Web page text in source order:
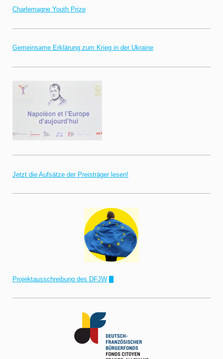
Charlemagne Youth Prize
Gemeinsame Erklärung zum Krieg in der Ukraine
Jetzt die Aufsätze der Preisträger lesen!
Projektausschreibung des DFJW